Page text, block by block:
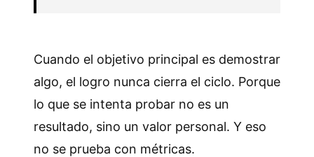
Cuando el objetivo principal es demostrar
algo, el logro nunca cierra el ciclo. Porque
lo que se intenta probar no es un
resultado, sino un valor personal. Y eso
no se prueba con métricas.